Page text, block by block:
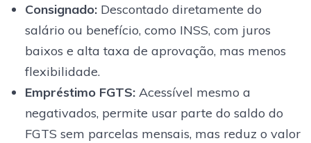
Consignado:Descontado diretamente do
salário ou benefício, como INSS, com juros
baixos e alta taxa de aprovação, mas menos
flexibilidade.
Empréstimo FGTS:Acessível mesmo a
negativados, permite usar parte do saldo do
FGTS sem parcelas mensais, mas reduz o valor